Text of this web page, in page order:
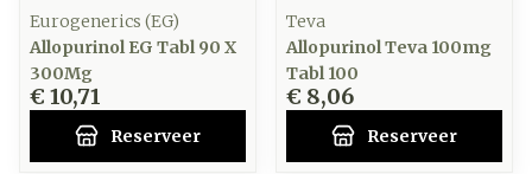
Eurogenerics (EG)
Allopurinol EG Tabl 90 X
300Mg
€ 10,71
Reserveer
Teva
Allopurinol Teva 100mg
Tabl 100
€ 8,06
Reserveer